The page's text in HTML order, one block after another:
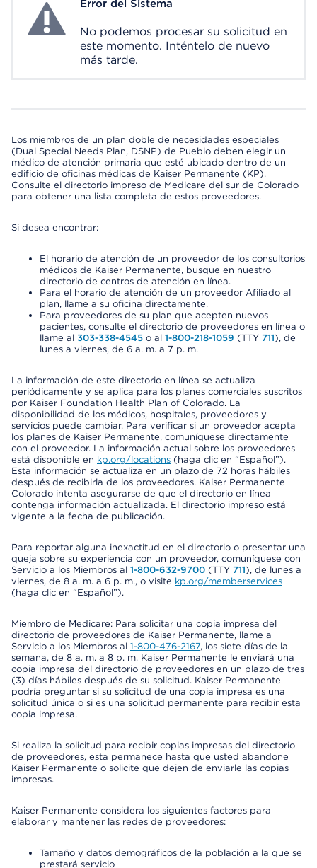
System ErrorError del Sistema
No podemos procesar su solicitud en
este momento. Inténtelo de nuevo
más tarde.
Los miembros de un plan doble de necesidades especiales
(Dual Special Needs Plan, DSNP) de Pueblo deben elegir un
médico de atención primaria que esté ubicado dentro de un
edificio de oficinas médicas de Kaiser Permanente (KP).
Consulte el directorio impreso de Medicare del sur de Colorado
para obtener una lista completa de estos proveedores.
Si desea encontrar:
El horario de atención de un proveedor de los consultorios
médicos de Kaiser Permanente, busque en nuestro
directorio de centros de atención en línea.
Para el horario de atención de un proveedor Afiliado al
plan, llame a su oficina directamente.
Para proveedores de su plan que acepten nuevos
pacientes, consulte el directorio de proveedores en línea o
llame al 303-338-4545 o al 1-800-218-1059 (TTY 711), de
lunes a viernes, de 6 a. m. a 7 p. m.
La información de este directorio en línea se actualiza
periódicamente y se aplica para los planes comerciales suscritos
por Kaiser Foundation Health Plan of Colorado. La
disponibilidad de los médicos, hospitales, proveedores y
servicios puede cambiar. Para verificar si un proveedor acepta
los planes de Kaiser Permanente, comuníquese directamente
con el proveedor. La información actual sobre los proveedores
está disponible en kp.org/locations (haga clic en “Español”).
Esta información se actualiza en un plazo de 72 horas hábiles
después de recibirla de los proveedores. Kaiser Permanente
Colorado intenta asegurarse de que el directorio en línea
contenga información actualizada. El directorio impreso está
vigente a la fecha de publicación.
Para reportar alguna inexactitud en el directorio o presentar una
queja sobre su experiencia con un proveedor, comuníquese con
Servicio a los Miembros al 1-800-632-9700 (TTY 711), de lunes a
viernes, de 8 a. m. a 6 p. m., o visite kp.org/memberservices
(haga clic en “Español”).
Miembro de Medicare: Para solicitar una copia impresa del
directorio de proveedores de Kaiser Permanente, llame a
Servicio a los Miembros al 1-800-476-2167, los siete días de la
semana, de 8 a. m. a 8 p. m. Kaiser Permanente le enviará una
copia impresa del directorio de proveedores en un plazo de tres
(3) días hábiles después de su solicitud. Kaiser Permanente
podría preguntar si su solicitud de una copia impresa es una
solicitud única o si es una solicitud permanente para recibir esta
copia impresa.
Si realiza la solicitud para recibir copias impresas del directorio
de proveedores, esta permanece hasta que usted abandone
Kaiser Permanente o solicite que dejen de enviarle las copias
impresas.
Kaiser Permanente considera los siguientes factores para
elaborar y mantener las redes de proveedores:
Tamaño y datos demográficos de la población a la que se
prestará servicio